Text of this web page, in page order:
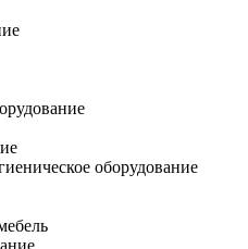
оборудование